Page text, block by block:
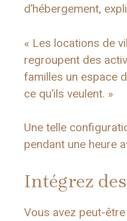
d’hébergement,
« Les locations de
regroupent des
familles un espace
ce qu’ils veulent. »
Une telle
pendant une heure
Intégrez
Vous avez peut-